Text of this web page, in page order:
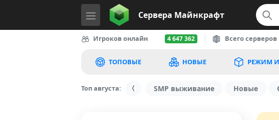
Сервера Майнкрафт
Игроков онлайн 4 647 362 Всего серверов
ТОПОВЫЕ НОВЫЕ РЕЖИМ
Топ августа: SMP выживание Новые